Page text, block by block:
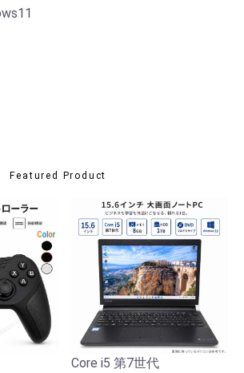
Featured Product
Core i5 第7世代